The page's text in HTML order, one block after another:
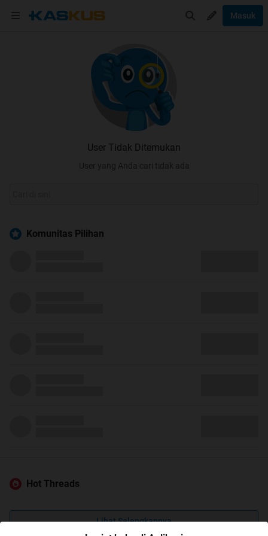
Masuk
User Tidak Ditemukan
User yang Anda cari tidak ada
Komunitas Pilihan
Hot Threads
Lihat Selengkapnya